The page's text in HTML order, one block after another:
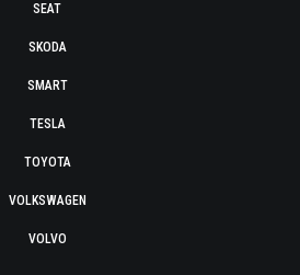
SEAT
SKODA
SMART
TESLA
TOYOTA
VOLKSWAGEN
VOLVO